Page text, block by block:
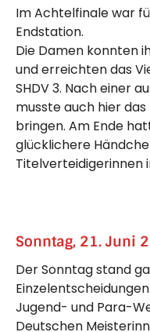
Im Achtelfinale war
Endstation.
Die Damen konnten
und erreichten das
SHDV 3. Nach einer
musste auch hier
bringen. Am Ende
glücklichere
Titelverteidigerinnen
Sonntag, 21. Juni
Der Sonntag stand
Jugend- und Para-
Deutschen